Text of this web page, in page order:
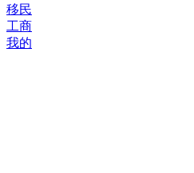
移民
工商
我的